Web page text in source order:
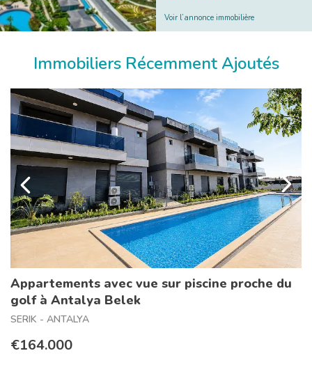
Voir l’annonce immobilière
Immobiliers Récemment Ajoutés
Appartements avec vue sur piscine proche du
golf à Antalya Belek
SERIK - ANTALYA
€164.000